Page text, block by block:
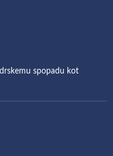
spopadu kot